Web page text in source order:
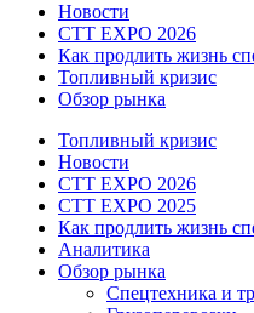
Новости
CTT EXPO 2026
Как продлить жизнь
Топливный кризис
Обзор рынка
Топливный кризис
Новости
CTT EXPO 2026
CTT EXPO 2025
Как продлить жизнь
Аналитика
Обзор рынка
Спецтехника и